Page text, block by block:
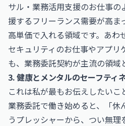
サル・業務活用支援のお仕事の
援するフリーランス需要が高ま
高単価で入れる領域です。あわ
セキュリティのお仕事やアプリ
も、業務委託契約が主流の領域
3. 健康とメンタルのセーフティ
これは私が最もお伝えしたいこ
業務委託で働き始めると、「休
うプレッシャーから、つい無